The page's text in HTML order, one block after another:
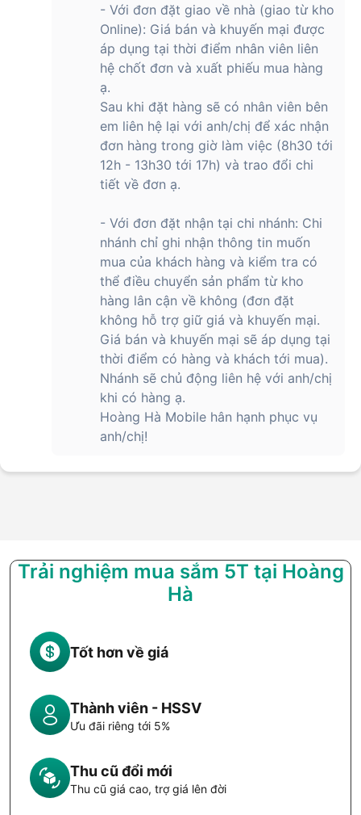
- Với đơn đặt giao về nhà (giao từ kho
Online): Giá bán và khuyến mại được
áp dụng tại thời điểm nhân viên liên
hệ chốt đơn và xuất phiếu mua hàng
ạ.
Sau khi đặt hàng sẽ có nhân viên bên
em liên hệ lại với anh/chị để xác nhận
đơn hàng trong giờ làm việc (8h30 tới
12h - 13h30 tới 17h) và trao đổi chi
tiết về đơn ạ.
- Với đơn đặt nhận tại chi nhánh: Chi
nhánh chỉ ghi nhận thông tin muốn
mua của khách hàng và kiểm tra có
thể điều chuyển sản phẩm từ kho
hàng lân cận về không (đơn đặt
không hỗ trợ giữ giá và khuyến mại.
Giá bán và khuyến mại sẽ áp dụng tại
thời điểm có hàng và khách tới mua).
Nhánh sẽ chủ động liên hệ với anh/chị
khi có hàng ạ.
Hoàng Hà Mobile hân hạnh phục vụ
anh/chị!
Trải nghiệm mua sắm 5T tại Hoàng
Hà
Tốt hơn về giá
Thành viên - HSSV
Ưu đãi riêng tới 5%
Thu cũ đổi mới
Thu cũ giá cao, trợ giá lên đời